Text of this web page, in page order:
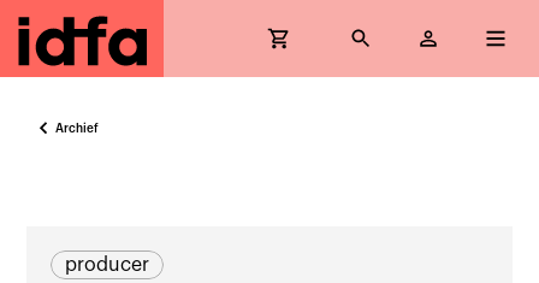
Archief
producer